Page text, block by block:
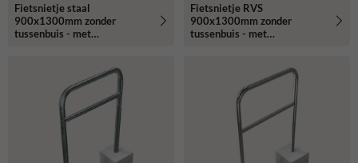
Fietsnietje staal
900x1300mm zonder
tussenbuis - met
Fietsnietje RVS
900x1300mm zonder
tussenbuis - met